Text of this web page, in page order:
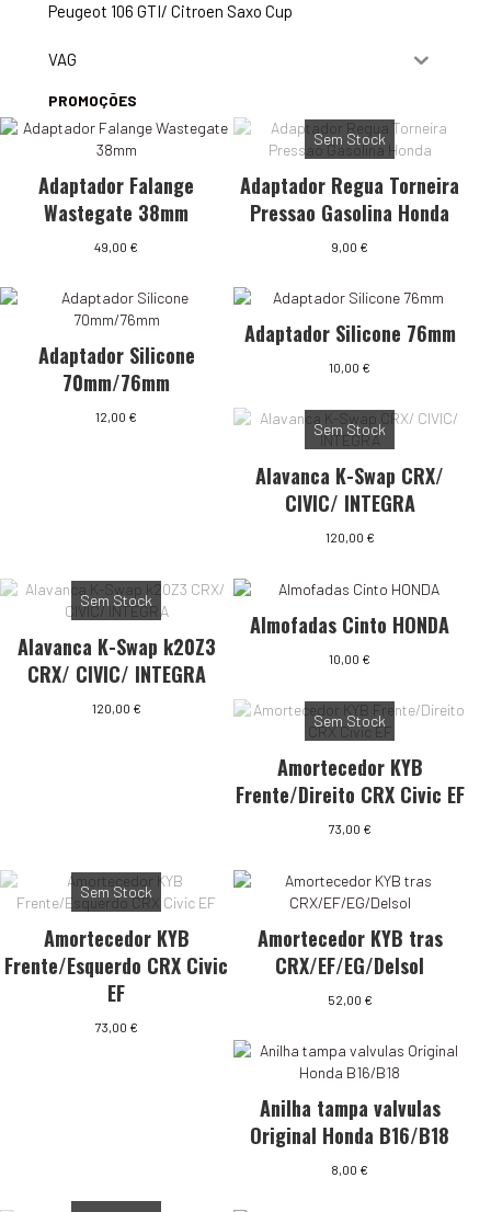
Peugeot 106 GTI/ Citroen Saxo Cup
VAG
PROMOÇÕES
Adaptador Falange
Wastegate 38mm
49,00 €
Sem Stock
Adaptador Regua Torneira
Pressao Gasolina Honda
9,00 €
Adaptador Silicone
70mm/76mm
12,00 €
Adaptador Silicone 76mm
10,00 €
Sem Stock
Alavanca K-Swap CRX/
CIVIC/ INTEGRA
120,00 €
Sem Stock
Alavanca K-Swap k20Z3
CRX/ CIVIC/ INTEGRA
120,00 €
Almofadas Cinto HONDA
10,00 €
Sem Stock
Amortecedor KYB
Frente/Direito CRX Civic EF
73,00 €
Sem Stock
Amortecedor KYB
Frente/Esquerdo CRX Civic
EF
73,00 €
Amortecedor KYB tras
CRX/EF/EG/Delsol
52,00 €
Anilha tampa valvulas
Original Honda B16/B18
8,00 €